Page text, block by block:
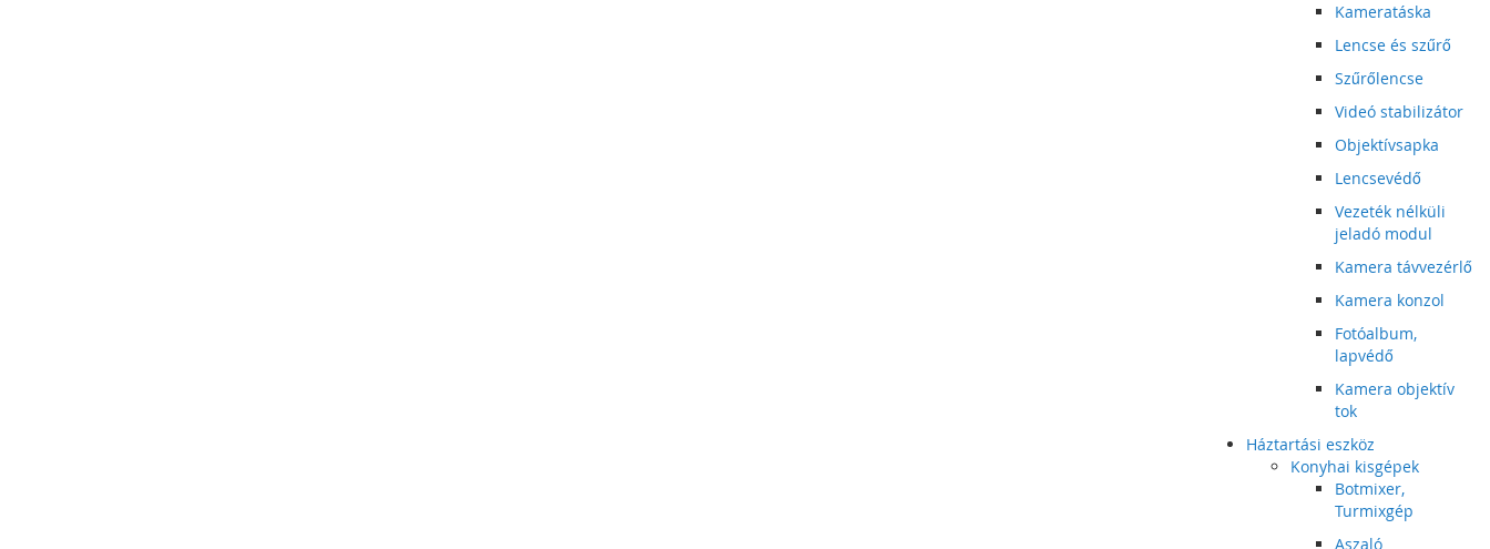
Kameratáska
Lencse és szűrő
Szűrőlencse
Videó stabilizátor
Objektívsapka
Lencsevédő
Vezeték nélküli
jeladó modul
Kamera távvezérlő
Kamera konzol
Fotóalbum,
lapvédő
Kamera objektív
tok
Háztartási eszköz
Konyhai kisgépek
Botmixer,
Turmixgép
Aszaló